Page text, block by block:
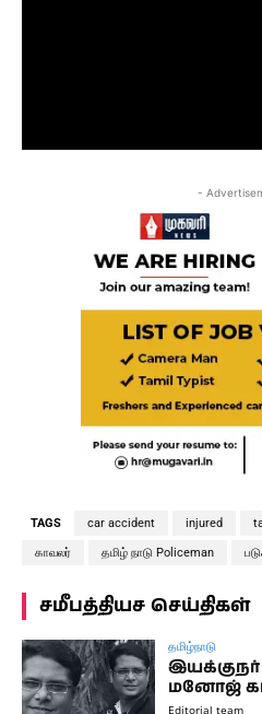
-
TAGS car accident injured
காவலர் தமிழ் நாடு Policeman
சமீபத்தியச செய்திகள்
தமிழ்நாடு
இயக்குநர்
மனோஜ்
Editorial team